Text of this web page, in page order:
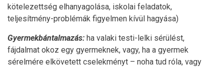
kötelezettség elhanyagolása, iskolai feladatok,
teljesítmény-problémák figyelmen kívül hagyása)
Gyermekbántalmazás: ha valaki testi-lelki sérülést,
fájdalmat okoz egy gyermeknek, vagy, ha a gyermek
sérelmére elkövetett cselekményt – noha tud róla, vagy